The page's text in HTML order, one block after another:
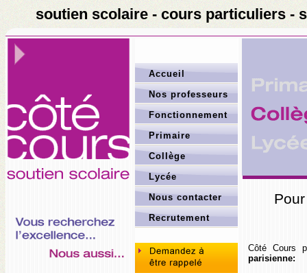
soutien scolaire - cours particuliers -
Accueil
Nos professeurs
Fonctionnement
Primaire
Collège
Lycée
Nous contacter
Recrutement
Côté Cours
parisienne: